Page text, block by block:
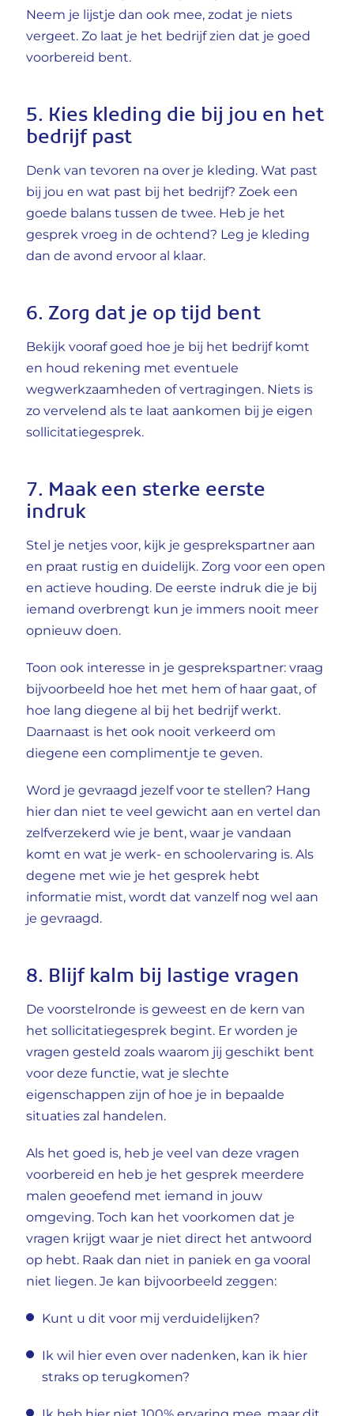
Neem je lijstje dan ook mee, zodat je niets
vergeet. Zo laat je het bedrijf zien dat je goed
voorbereid bent.
5. Kies kleding die bij jou en het
bedrijf past
Denk van tevoren na over je kleding. Wat past
bij jou en wat past bij het bedrijf? Zoek een
goede balans tussen de twee. Heb je het
gesprek vroeg in de ochtend? Leg je kleding
dan de avond ervoor al klaar.
6. Zorg dat je op tijd bent
Bekijk vooraf goed hoe je bij het bedrijf komt
en houd rekening met eventuele
wegwerkzaamheden of vertragingen. Niets is
zo vervelend als te laat aankomen bij je eigen
sollicitatiegesprek.
7. Maak een sterke eerste
indruk
Stel je netjes voor, kijk je gesprekspartner aan
en praat rustig en duidelijk. Zorg voor een open
en actieve houding. De eerste indruk die je bij
iemand overbrengt kun je immers nooit meer
opnieuw doen.
Toon ook interesse in je gesprekspartner: vraag
bijvoorbeeld hoe het met hem of haar gaat, of
hoe lang diegene al bij het bedrijf werkt.
Daarnaast is het ook nooit verkeerd om
diegene een complimentje te geven.
Word je gevraagd jezelf voor te stellen? Hang
hier dan niet te veel gewicht aan en vertel dan
zelfverzekerd wie je bent, waar je vandaan
komt en wat je werk- en schoolervaring is. Als
degene met wie je het gesprek hebt
informatie mist, wordt dat vanzelf nog wel aan
je gevraagd.
8. Blijf kalm bij lastige vragen
De voorstelronde is geweest en de kern van
het sollicitatiegesprek begint. Er worden je
vragen gesteld zoals waarom jij geschikt bent
voor deze functie, wat je slechte
eigenschappen zijn of hoe je in bepaalde
situaties zal handelen.
Als het goed is, heb je veel van deze vragen
voorbereid en heb je het gesprek meerdere
malen geoefend met iemand in jouw
omgeving. Toch kan het voorkomen dat je
vragen krijgt waar je niet direct het antwoord
op hebt. Raak dan niet in paniek en ga vooral
niet liegen. Je kan bijvoorbeeld zeggen:
Kunt u dit voor mij verduidelijken?
Ik wil hier even over nadenken, kan ik hier
straks op terugkomen?